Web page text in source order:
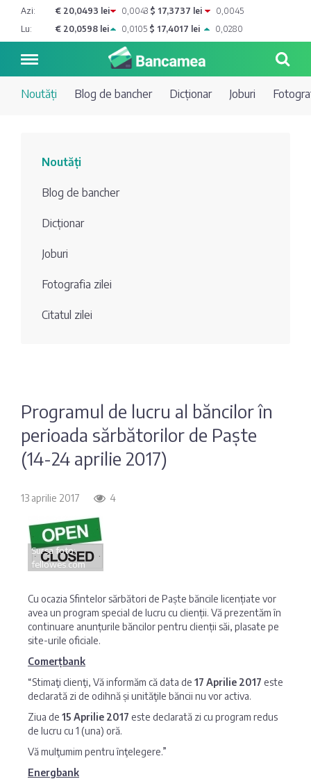
Azi: € 20,0493 lei 0,0043 $ 17,3737 lei
0,0045
Lu:
€ 20,0598 lei 0,0105 $ 17,4017 lei 0,0280
bancher
Joburi
Fotografia
Depozite
Comerțbank
Energbank
Maib
Moldindconbank
ProCredit Bank
Victoriabank
întrebare?
Sondaj
Noutăți Blog de bancher Dicționar Joburi
Noutăți
Blog de bancher
Dicționar
Joburi
Fotografia zilei
Citatul zilei
Programul de lucru al băncilor în
perioada sărbătorilor de Paște
(14-24 aprilie 2017)
13 aprilie 2017 4
Sursa foto:
fellowes.com
Cu ocazia Sfintelor sărbători de Paște băncile licențiate vor
avea un program special de lucru cu clienții. Vă prezentăm în
continuare anunțurile băncilor pentru clienții săi, plasate pe
site-urile oficiale.
Comerțbank
“Stimaţi clienţi, Vă informăm că data de 17 Aprilie 2017 este
declarată zi de odihnă și unităţile băncii nu vor activa.
Ziua de 15 Aprilie 2017 este declarată zi cu program redus
de lucru cu 1 (una) oră.
Vă mulţumim pentru înţelegere.”
Energbank